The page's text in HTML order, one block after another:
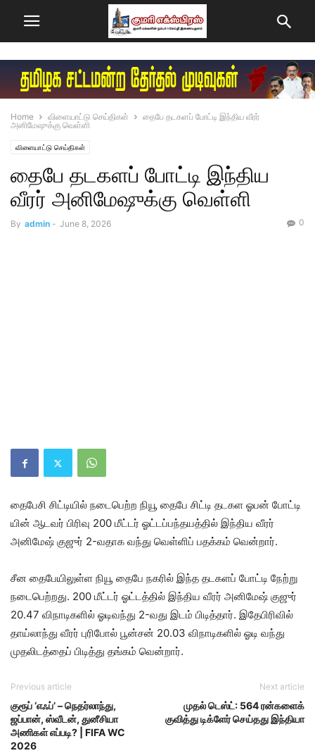
Home விளையாட்டு செய்திகள்
தைபே தடகளப் போட்டி இந்திய வீரர்
அனிமேஷுக்கு வெள்ளி
விளையாட்டு செய்திகள்
தைபே தடகளப் போட்டி இந்திய
வீரர் அனிமேஷுக்கு வெள்ளி
By admin - June 8, 2026 0
தைபேசி சிட்​டி​யில் நடை​பெற்ற நியூ தைபே சிட்டி தடகள ஓபன் போட்​டி​
யின் ஆடவர் பிரிவு 200 மீட்​டர் ஓட்டப்பந்தயத்​தில் இந்​திய வீரர்
அனிமேஷ் குஜுர் 2-வ​தாக வந்து வெள்ளிப் பதக்கம் வென்​றார்.
சீன தைபே​யிலுள்ள நியூ தைபே நகரில் இந்த தடகளப் போட்டி நேற்று
நடை​பெற்​றது. 200 மீட்​டர் ஓட்​டத்​தில் இந்​திய வீரர் அனிமேஷ் குஜுர்
20.47 வி​நாடிகளில் ஓடிவந்து 2-வது இடம் பிடித்தார். இதேபிரி​வில்
தாய்​லாந்​து வீரர்​ புரி​போல்​ பூன்​சன்​ 20.03 வி​நாடிகளில்​ ஓடி வந்​து
முதலிடத்​தைப்​ பிடித்​து தங்​கம்​ வென்​றார்​.
Previous article
குரூப் ‘எஃப்’ – நெதர்லாந்து,
ஜப்பான், ஸ்வீடன், துனீசியா
அணிகள் எப்படி? | FIFA WC
2026
Next article
​முதல் டெஸ்ட்: 564 ரன்​களைக்
குவித்து டிக்​ளேர் செய்தது இந்தியா